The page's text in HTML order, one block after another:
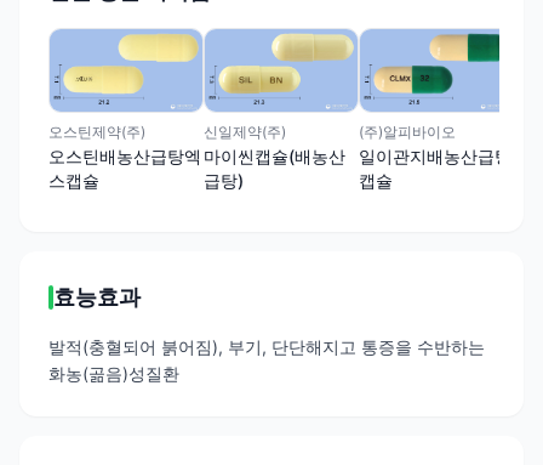
오스틴제약(주)
오스틴배농산급탕엑
스캡슐
신일제약(주)
마이씬캡슐(배농산
급탕)
(주)알피바이오
일이관지배농산급탕
캡슐
효능효과
발적(충혈되어 붉어짐), 부기, 단단해지고 통증을 수반하는
화농(곪음)성질환